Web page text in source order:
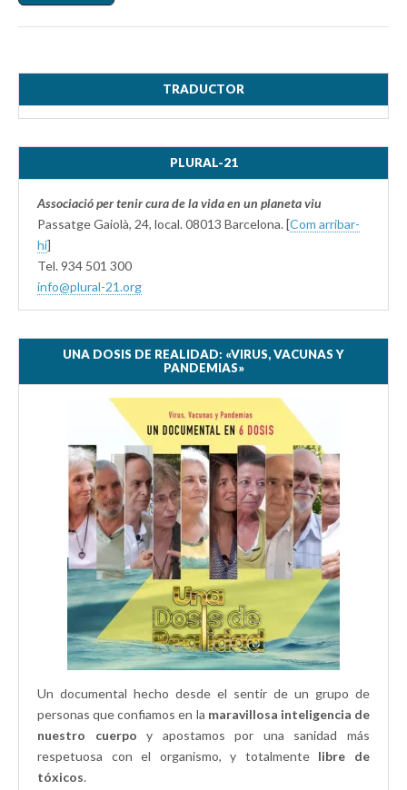
TRADUCTOR
PLURAL-21
Associació per tenir cura de la vida en un planeta viu
Passatge Gaiolà, 24, local. 08013 Barcelona. [Com arribar-
hi]
Tel. 934 501 300
info@plural-21.org
UNA DOSIS DE REALIDAD: «VIRUS, VACUNAS Y
PANDEMIAS»
Un documental hecho desde el sentir de un grupo de
personas que confiamos en la maravillosa inteligencia de
nuestro cuerpo y apostamos por una sanidad más
respetuosa con el organismo, y totalmente libre de
tóxicos.